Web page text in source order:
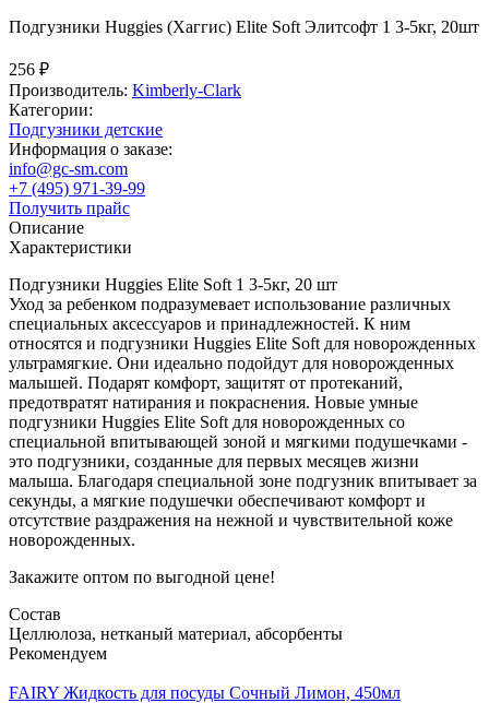
Подгузники Huggies (Хаггис) Elite Soft Элитсофт 1 3-5кг, 20шт
256 ₽
Производитель: Kimberly-Clark
Категории:
Подгузники детские
Информация о заказе:
info@gc-sm.com
+7 (495) 971-39-99
Получить прайс
Описание
Характеристики
Подгузники Huggies Elite Soft 1 3-5кг, 20 шт
Уход за ребенком подразумевает использование различных
специальных аксессуаров и принадлежностей. К ним
относятся и подгузники Huggies Elite Soft для новорожденных
ультрамягкие. Они идеально подойдут для новорожденных
малышей. Подарят комфорт, защитят от протеканий,
предотвратят натирания и покраснения. Новые умные
подгузники Huggies Elite Soft для новорожденных со
специальной впитывающей зоной и мягкими подушечками -
это подгузники, созданные для первых месяцев жизни
малыша. Благодаря специальной зоне подгузник впитывает за
секунды, а мягкие подушечки обеспечивают комфорт и
отсутствие раздражения на нежной и чувствительной коже
новорожденных.
Закажите оптом по выгодной цене!
Состав
Целлюлоза, нетканый материал, абсорбенты
Рекомендуем
FAIRY Жидкость для посуды Сочный Лимон, 450мл